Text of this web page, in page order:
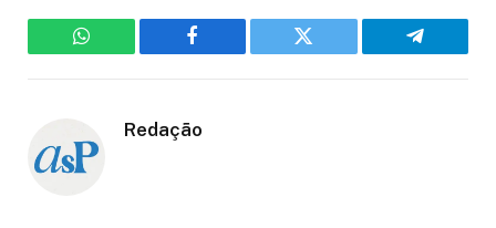
WhatsApp Facebook Twitter Telegram
Redação